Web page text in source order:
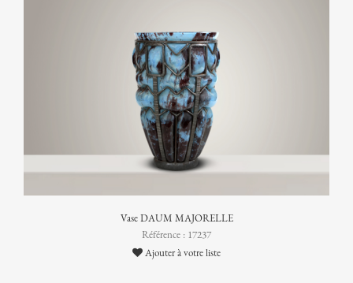
Vase DAUM MAJORELLE
Référence : 17237
Ajouter à votre liste